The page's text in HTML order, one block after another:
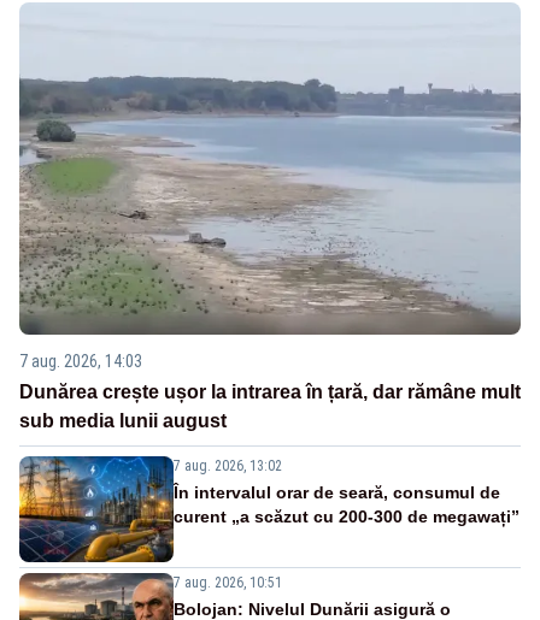
7 aug. 2026, 14:03
Dunărea crește ușor la intrarea în țară, dar rămâne mult
sub media lunii august
7 aug. 2026, 13:02
În intervalul orar de seară, consumul de
curent „a scăzut cu 200-300 de megawați”
7 aug. 2026, 10:51
Bolojan: Nivelul Dunării asigură o